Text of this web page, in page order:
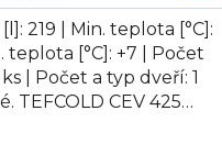
219 | Min. teplota [°C]:
teplota [°C]: +7 | Počet
| Počet a typ dveří: 1
TEFCOLD CEV 425